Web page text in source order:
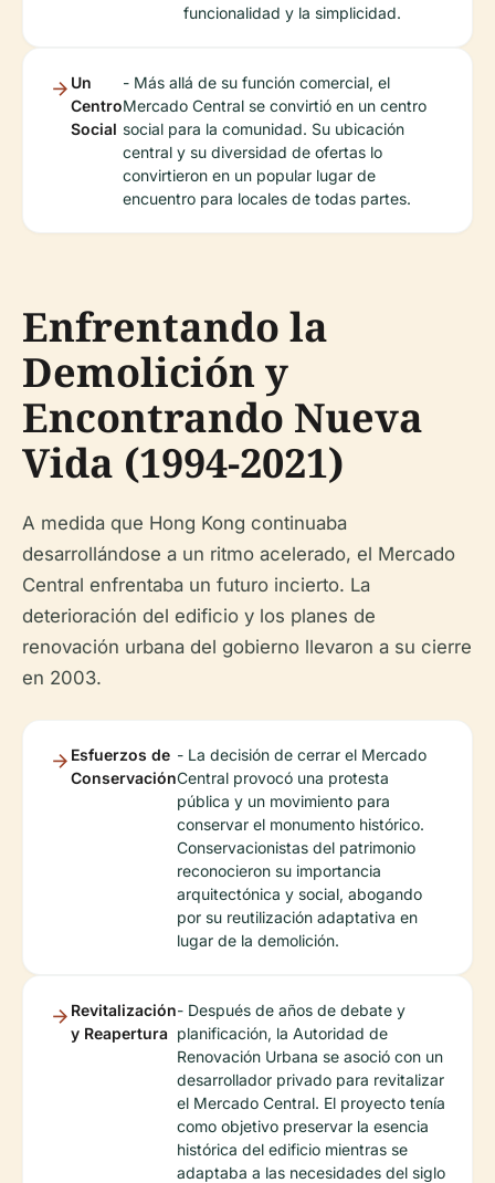
funcionalidad y la simplicidad.
Un
Centro
Social
- Más allá de su función comercial, el
Mercado Central se convirtió en un centro
social para la comunidad. Su ubicación
central y su diversidad de ofertas lo
convirtieron en un popular lugar de
encuentro para locales de todas partes.
Enfrentando la
Demolición y
Encontrando Nueva
Vida (1994-2021)
A medida que Hong Kong continuaba
desarrollándose a un ritmo acelerado, el Mercado
Central enfrentaba un futuro incierto. La
deterioración del edificio y los planes de
renovación urbana del gobierno llevaron a su cierre
en 2003.
Esfuerzos de
Conservación
- La decisión de cerrar el Mercado
Central provocó una protesta
pública y un movimiento para
conservar el monumento histórico.
Conservacionistas del patrimonio
reconocieron su importancia
arquitectónica y social, abogando
por su reutilización adaptativa en
lugar de la demolición.
Revitalización
y Reapertura
- Después de años de debate y
planificación, la Autoridad de
Renovación Urbana se asoció con un
desarrollador privado para revitalizar
el Mercado Central. El proyecto tenía
como objetivo preservar la esencia
histórica del edificio mientras se
adaptaba a las necesidades del siglo